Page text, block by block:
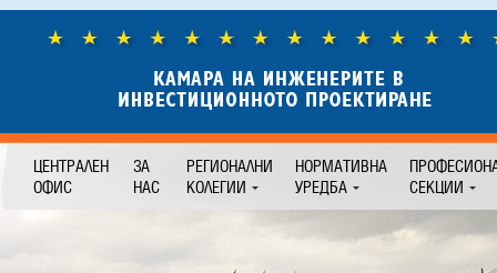
ЦЕНТРАЛЕН
ОФИС
ЗА
НАС
РЕГИОНАЛНИ
КОЛЕГИИ
НОРМАТИВНА
УРЕДБА
СЕКЦИИ